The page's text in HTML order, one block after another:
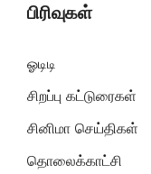
பிரிவுகள்
ஓடிடி
சிறப்பு கட்டுரைகள்
சினிமா செய்திகள்
தொலைக்காட்சி